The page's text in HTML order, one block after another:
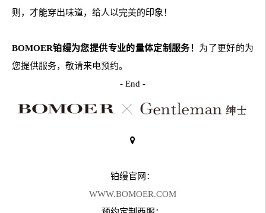
则，才能穿出味道，给人以完美的印象！
BOMOER铂缦为您提供专业的量体定制服务！ 为了更好的为
您提供服务，敬请来电预约。
- End -
铂缦官网：
WWW.BOMOER.COM